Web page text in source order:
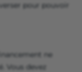
pour pouvoir
ne
Vous devez